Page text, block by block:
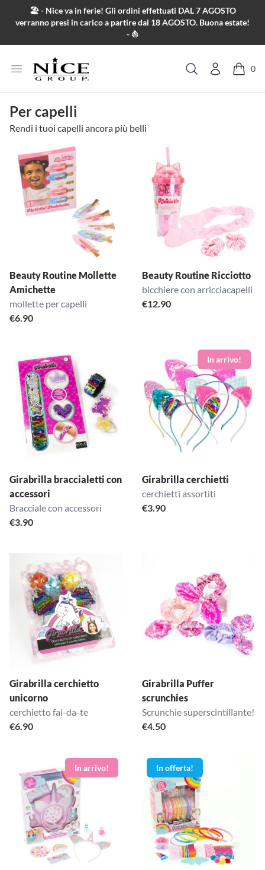
Salta al contenuto
🏖️ - Nice va in ferie! Gli ordini effettuati DAL 7 AGOSTO
verranno presi in carico a partire dal 18 AGOSTO. Buona estate!
- ⛵
Apri menu
Cerca
0
Per capelli
Rendi i tuoi capelli ancora più belli
Beauty Routine Mollette
Amichette
mollette per capelli
€6.90
Beauty Routine Ricciotto
bicchiere con arricciacapelli
€12.90
Girabrilla braccialetti con
accessori
Bracciale con accessori
€3.90
Girabrilla cerchietti
cerchietti assortiti
€3.90
Girabrilla cerchietto
unicorno
cerchietto fai-da-te
€6.90
Girabrilla Puffer
scrunchies
Scrunchie superscintillante!
€4.50
In offerta!